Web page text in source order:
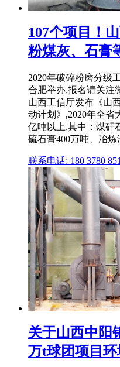
107个项目！
粉煤灰、石膏
2020年破碎粉磨分级
合肥举办,报名请关注
山西工信厅发布《山
动计划》,2020年全省
亿吨以上,其中：煤矸
硫石膏400万吨、冶炼
联系电话: 180 3780
关于山西中阳
万t球团项目环